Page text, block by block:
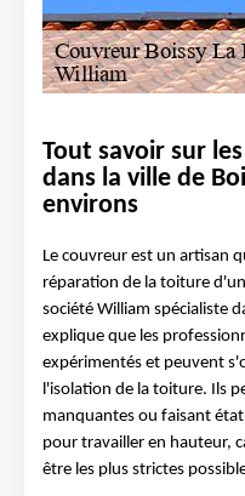
Tout savoir sur
dans la ville de
environs
Le couvreur est un artisan
réparation de la toiture
société William spécialiste
explique que les
expérimentés et peuvent
l'isolation de la toiture. Ils
manquantes ou faisant
pour travailler en hauteur,
être les plus strictes